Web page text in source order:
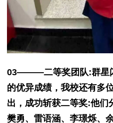
03———二等奖团队:群星
的优异成绩，我校还有多
出，成功斩获二等奖:他们
樊勇、雷语涵、李璟烁、